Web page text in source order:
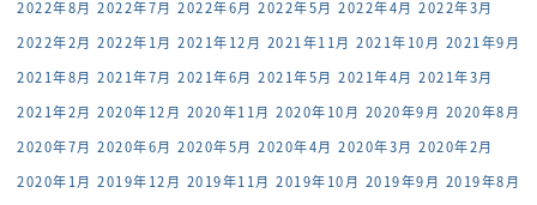
2022年8月 2022年7月 2022年6月 2022年5月 2022年4月 2022年3月
2022年2月 2022年1月 2021年12月 2021年11月 2021年10月 2021年9月
2021年8月 2021年7月 2021年6月 2021年5月 2021年4月 2021年3月
2021年2月 2020年12月 2020年11月 2020年10月 2020年9月 2020年8月
2020年7月 2020年6月 2020年5月 2020年4月 2020年3月 2020年2月
2020年1月 2019年12月 2019年11月 2019年10月 2019年9月 2019年8月